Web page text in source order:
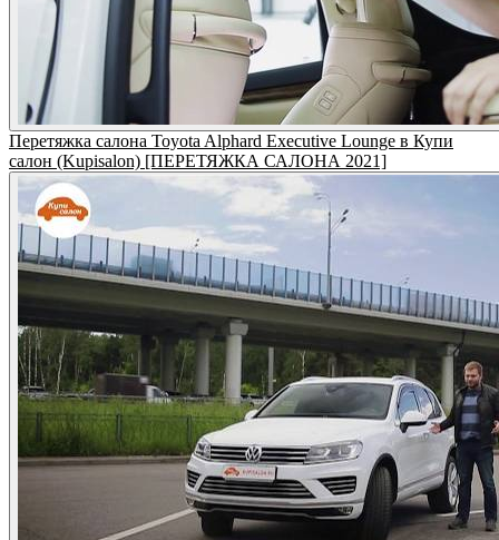
Перетяжка салона Toyota Alphard Executive Lounge в Купи
салон (Kupisalon) [ПЕРЕТЯЖКА САЛОНА 2021]